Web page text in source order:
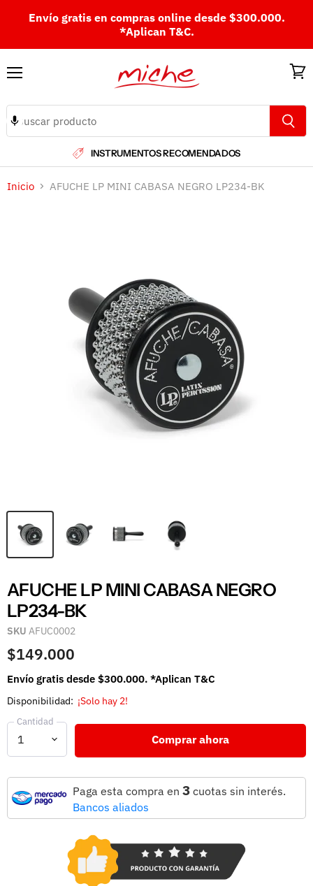
Envío gratis en compras online desde $300.000.
*Aplican T&C.
INSTRUMENTOS RECOMENDADOS
Inicio AFUCHE LP MINI CABASA NEGRO LP234-BK
AFUCHE LP MINI CABASA NEGRO
LP234-BK
SKU AFUC0002
$149.000
Envío gratis desde $300.000. *Aplican T&C
Disponibilidad: ¡Solo hay 2!
Cantidad
Comprar ahora
Paga esta compra en 3 cuotas sin interés.
Bancos aliados